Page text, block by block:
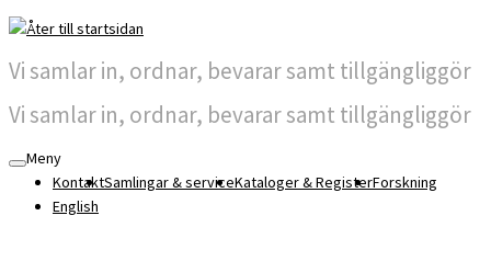
Vi samlar in, ordnar, bevarar samt tillgängliggör
Vi samlar in, ordnar, bevarar samt tillgängliggör
Meny
KontaktSamlingar & serviceKataloger & RegisterForskning
English